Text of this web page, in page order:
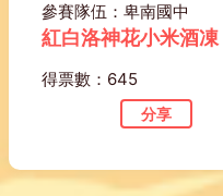
參賽隊伍：卑南國中
紅白洛神花小米酒凍
得票數：645
分享